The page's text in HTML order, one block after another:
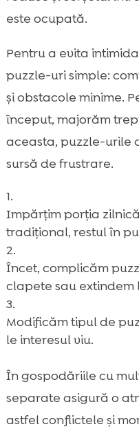
este ocupată.
Pentru a evita
puzzle-uri simple:
și obstacole minime.
început, majorăm
aceasta, puzzle-urile
sursă de frustrare.
Impărțim porția
tradițional, restul în
Încet, complicăm
clapete sau extindem
Modificăm tipul de
le interesul viu.
În gospodăriile cu
separate asigură o
astfel conflictele și